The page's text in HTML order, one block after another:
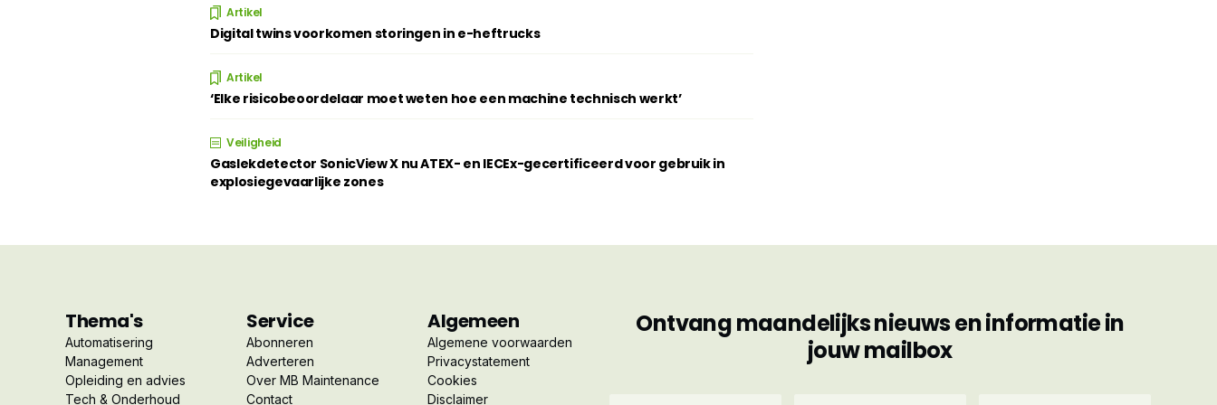
Artikel
Digital twins voorkomen storingen in e-heftrucks
Artikel
‘Elke risicobeoordelaar moet weten hoe een machine technisch werkt’
Veiligheid
Gaslekdetector SonicView X nu ATEX- en IECEx-gecertificeerd voor gebruik in
explosiegevaarlijke zones
Thema's
Automatisering
Management
Opleiding en advies
Tech & Onderhoud
Service
Abonneren
Adverteren
Over MB Maintenance
Contact
Algemeen
Algemene voorwaarden
Privacystatement
Cookies
Disclaimer
Ontvang maandelijks nieuws en informatie in
jouw mailbox